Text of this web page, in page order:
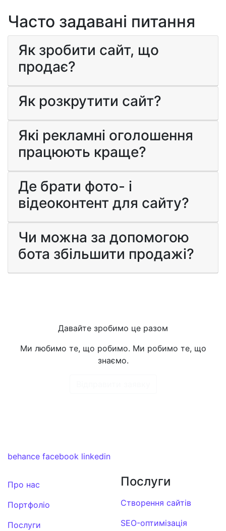
Часто задавані питання
Як зробити сайт, що
продає?
Як розкрутити сайт?
Які рекламні оголошення
працюють краще?
Де брати фото- і
відеоконтент для сайту?
Чи можна за допомогою
бота збільшити продажі?
Давайте зробимо це разом
Ми любимо те, що робимо. Ми робимо те, що
знаємо.
behance facebook linkedin
Про нас
Портфоліо
Послуги
Послуги
Створення сайтів
SEO-оптимізація